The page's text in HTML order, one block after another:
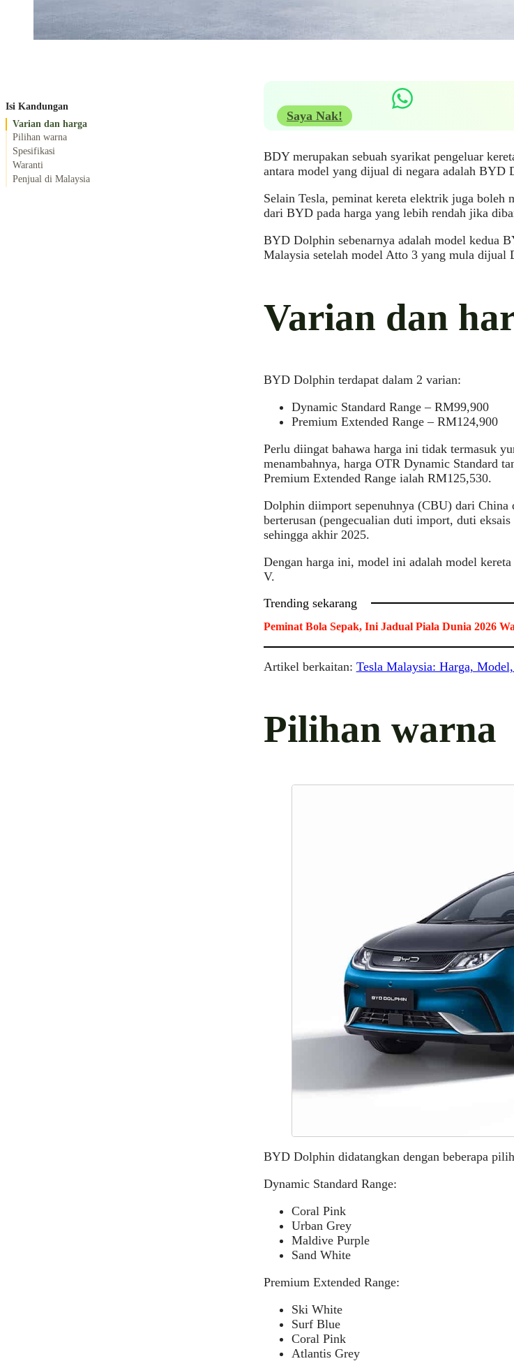
Isi Kandungan
Varian dan harga
Pilihan warna
Spesifikasi
Waranti
Penjual di Malaysia
Saya Nak!
BDY merupakan sebuah syarikat pengeluar
antara model yang dijual di negara adalah BYD
Selain Tesla, peminat kereta elektrik juga
dari BYD pada harga yang lebih rendah jika
BYD Dolphin sebenarnya adalah model kedua
Malaysia setelah model Atto 3 yang mula dijual
Varian dan
BYD Dolphin terdapat dalam 2 varian:
Dynamic Standard Range – RM99,900
Premium Extended Range – RM124,900
Perlu diingat bahawa harga ini tidak termasuk
menambahnya, harga OTR Dynamic Standard
Premium Extended Range ialah RM125,530.
Dolphin diimport sepenuhnya (CBU) dari China
berterusan (pengecualian duti import, duti
sehingga akhir 2025.
Dengan harga ini, model ini adalah model
V.
Trending sekarang
Peminat Bola Sepak, Ini Jadual Piala Dunia 2026
Artikel berkaitan: Tesla Malaysia: Harga,
Pilihan warna
BYD Dolphin didatangkan dengan beberapa
Dynamic Standard Range:
Coral Pink
Urban Grey
Maldive Purple
Sand White
Premium Extended Range:
Ski White
Surf Blue
Coral Pink
Atlantis Grey